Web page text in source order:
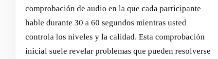
comprobación de audio en la que cada participante
hable durante 30 a 60 segundos mientras usted
controla los niveles y la calidad. Esta comprobación
inicial suele revelar problemas que pueden resolverse